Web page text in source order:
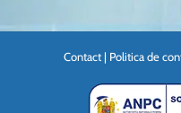
Contact | Politica de